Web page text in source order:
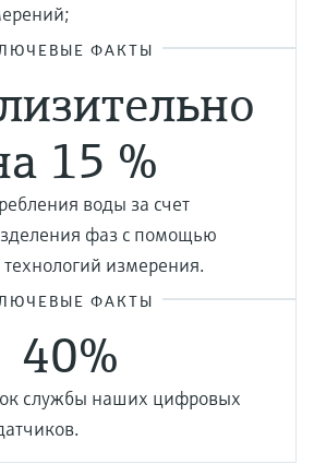
ФАКТЫ
15 %
воды за счет
фаз с помощью
измерения.
ФАКТЫ
40%
службы наших цифровых